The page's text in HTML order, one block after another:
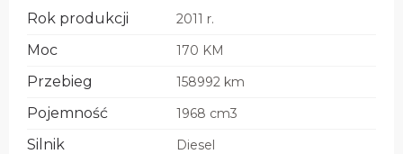
Rok produkcji 2011 r.
Moc 170 KM
Przebieg 158992 km
Pojemność 1968 cm3
Silnik Diesel